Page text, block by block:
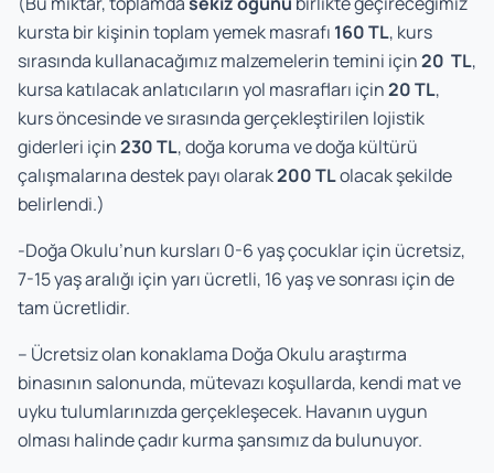
kursta bir kişinin toplam yemek masrafı 160 TL, kurs
sırasında kullanacağımız malzemelerin temini için20 TL,
kursa katılacak anlatıcıların yol masrafları için20 TL,
kurs öncesinde ve sırasında gerçekleştirilen lojistik
giderleri için230 TL, doğa koruma ve doğa kültürü
çalışmalarına destek payı olarak200 TLolacak şekilde
belirlendi.)
-Doğa Okulu’nun kursları 0-6 yaş çocuklar için ücretsiz,
7-15 yaş aralığı için yarı ücretli, 16 yaş ve sonrası için de
tam ücretlidir.
– Ücretsiz olan konaklama Doğa Okulu araştırma
binasının salonunda, mütevazı koşullarda, kendi mat ve
uyku tulumlarınızda gerçekleşecek. Havanın uygun
olması halinde çadır kurma şansımız da bulunuyor.